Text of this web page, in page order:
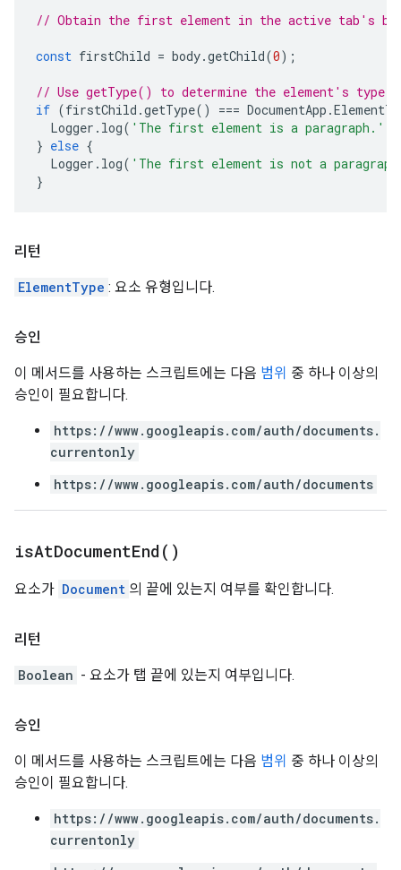
// Obtain the first element in the active tab's
const firstChild = body.getChild(0);
// Use getType() to determine the element's type.
if (firstChild .getType() === DocumentApp .
Logger . log( 'The first element is a paragraph.'
} else {
Logger . log( 'The first element is not a
}
리턴
ElementType : 요소 유형입니다.
승인
이 메서드를 사용하는 스크립트에는 다음 범위 중 하나 이상의
승인이 필요합니다.
https://www.googleapis.com/auth/documents.
currentonly
https://www.googleapis.com/auth/documents
isAtDocumentEnd( )
요소가 Document 의 끝에 있는지 여부를 확인합니다.
리턴
Boolean - 요소가 탭 끝에 있는지 여부입니다.
승인
이 메서드를 사용하는 스크립트에는 다음 범위 중 하나 이상의
승인이 필요합니다.
https://www.googleapis.com/auth/documents.
currentonly